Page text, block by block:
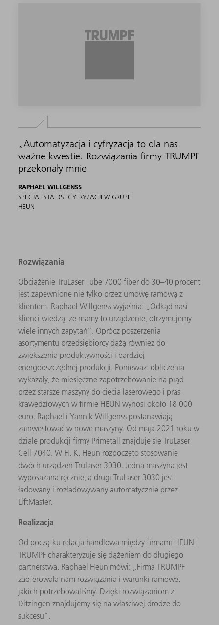
„Automatyzacja i cyfryzacja to dla nas
ważne kwestie. Rozwiązania firmy TRUMPF
przekonały mnie.
RAPHAEL WILLGENSS
SPECJALISTA DS. CYFRYZACJI W GRUPIE
HEUN
Rozwiązania
Obciążenie TruLaser Tube 7000 fiber do 30–40 procent
jest zapewnione nie tylko przez umowę ramową z
klientem. Raphael Willgenss wyjaśnia: „Odkąd nasi
klienci wiedzą, że mamy to urządzenie, otrzymujemy
wiele innych zapytań”. Oprócz poszerzenia
asortymentu przedsiębiorcy dążą również do
zwiększenia produktywności i bardziej
energooszczędnej produkcji. Ponieważ: obliczenia
wykazały, że miesięczne zapotrzebowanie na prąd
przez starsze maszyny do cięcia laserowego i pras
krawędziowych w firmie HEUN wynosi około 18 000
euro. Raphael i Yannik Willgenss postanawiają
zainwestować w nowe maszyny. Od maja 2021 roku w
dziale produkcji firmy Primetall znajduje się TruLaser
Cell 7040. W H. K. Heun rozpoczęto stosowanie
dwóch urządzeń TruLaser 3030. Jedna maszyna jest
wyposażana ręcznie, a drugi TruLaser 3030 jest
ładowany i rozładowywany automatycznie przez
LiftMaster.
Realizacja
Od początku relacja handlowa między firmami HEUN i
TRUMPF charakteryzuje się dążeniem do długiego
partnerstwa. Raphael Heun mówi: „Firma TRUMPF
zaoferowała nam rozwiązania i warunki ramowe,
jakich potrzebowaliśmy. Dzięki rozwiązaniom z
Ditzingen znajdujemy się na właściwej drodze do
sukcesu”.